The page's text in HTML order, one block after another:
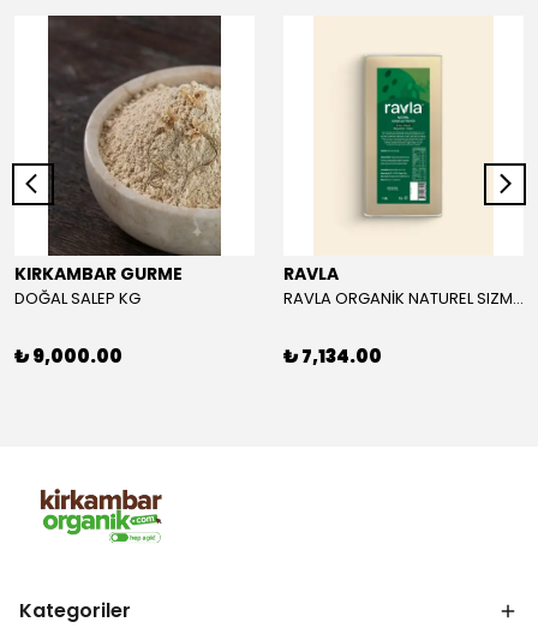
KIRKAMBAR GURME
DOĞAL SALEP KG
₺ 9,000.00
RAVLA
RAVLA ORGANİK NATUREL SIZMA ZEYTİNYAĞI 5L
₺ 7,134.00
Kategoriler